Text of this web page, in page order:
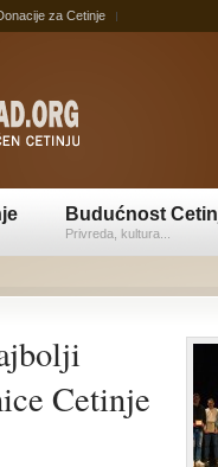
za Cetinje
Budućnost
Privreda, kultura...
Cetinje